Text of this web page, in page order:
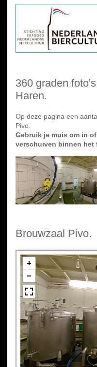
360 graden
Haren.
Op deze pagina een
Pivo.
Gebruik je muis om in
verschuiven binnen het
Brouwzaal Pivo.